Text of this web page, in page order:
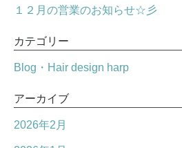
１２月の営業のお知らせ☆彡
カテゴリー
Blog・Hair design harp
アーカイブ
2026年2月